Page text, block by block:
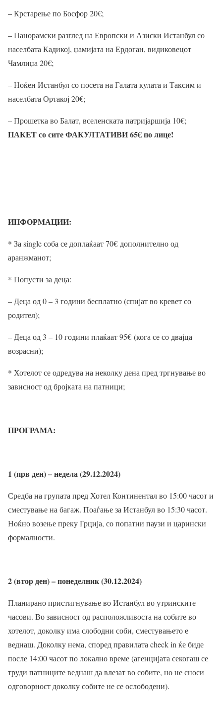
– Крстарење по Босфор 20€;
– Панорамски разглед на Европски и Азиски Истанбул со
населбата Кадикој, џамијата на Ердоган, видиковецот
Чамлиџа 20€;
– Ноќен Истанбул со посета на Галата кулата и Таксим и
населбата Ортакој 20€;
– Прошетка во Балат, вселенската патријаршија 10€;
ПАКЕТ со сите ФАКУЛТАТИВИ 65€ по лице!
ИНФОРМАЦИИ:
* За single соба се доплаќаат 70€ дополнително од
аранжманот;
* Попусти за деца:
– Деца од 0 – 3 години бесплатно (спијат во кревет со
родител);
– Деца од 3 – 10 години плаќаат 95€ (кога се со двајца
возрасни);
* Хотелот се одредува на неколку дена пред тргнување во
зависност од бројката на патници;
ПРОГРАМА:
1 (прв ден) – недела (29.12.2024)
Средба на групата пред Хотел Континентал во 15:00 часот и
сместување на багаж. Поаѓање за Истанбул во 15:30 часот.
Ноќно возење преку Грција, со попатни паузи и царински
формалности.
2 (втор ден) – понеделник (30.12.2024)
Планирано пристигнување во Истанбул во утринските
часови. Во зависност од расположливоста на собите во
хотелот, доколку има слободни соби, сместувањето е
веднаш. Доколку нема, според правилата check in ќе биде
после 14:00 часот по локално време (агенцијата секогаш се
труди патниците веднаш да влезат во собите, но не сноси
одговорност доколку собите не се ослободени).